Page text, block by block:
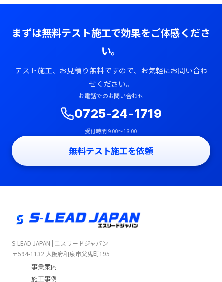
まずは無料テスト施工で効果をご体感くださ
い。
テスト施工、お見積り無料ですので、お気軽にお問い合わ
せください。
お電話でのお問い合わせ
0725-24-1719
受付時間 9:00〜18:00
無料テスト施工を依頼
S-LEAD JAPAN | エスリードジャパン
〒594-1132 大阪府和泉市父鬼町195
事業案内
施工事例